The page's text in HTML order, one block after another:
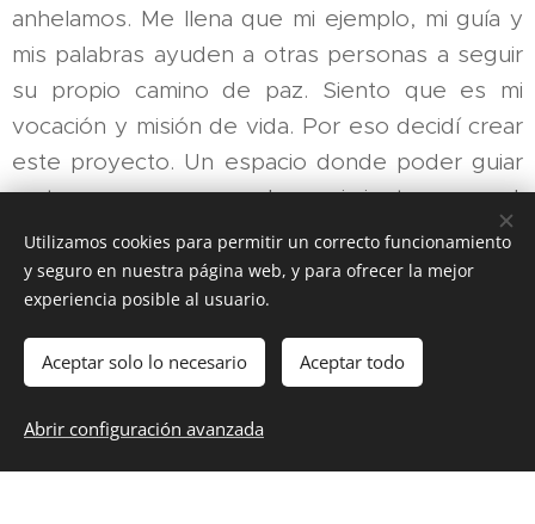
anhelamos. Me llena que mi ejemplo, mi guía y
mis palabras ayuden a otras personas a seguir
su propio camino de paz. Siento que es mi
vocación y misión de vida. Por eso decidí crear
este proyecto. Un espacio donde poder guiar
a otros en su proceso de crecimiento personal.
Aviso legal Políticas de privacidad
Términos y condiciones
Creado conWebnode
¡Crea tu página web gratis!
Utilizamos cookies para permitir un correcto funcionamiento
y seguro en nuestra página web, y para ofrecer la mejor
experiencia posible al usuario.
Aceptar solo lo necesario Aceptar todo
Abrir configuración avanzada